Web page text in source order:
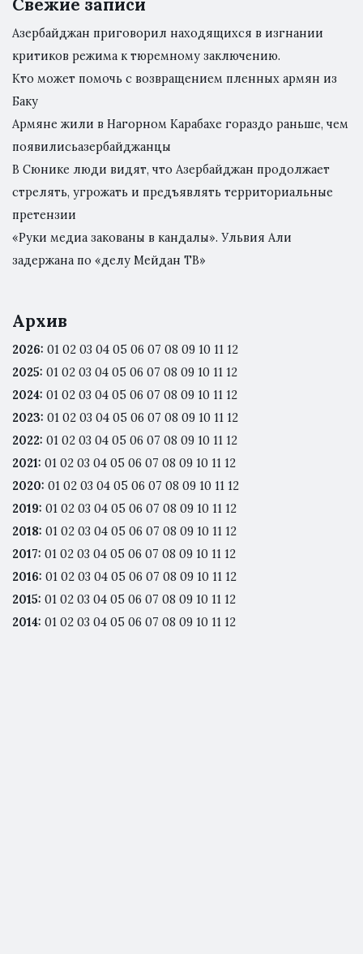
Свежие записи
Азербайджан приговорил находящихся в изгнании
критиков режима к тюремному заключению.
Кто может помочь с возвращением пленных армян из
Баку
Армяне жили в Нагорном Карабахе гораздо раньше, чем
появилисьазербайджанцы
В Сюнике люди видят, что Азербайджан продолжает
стрелять, угрожать и предъявлять территориальные
претензии
«Руки медиа закованы в кандалы». Ульвия Али
задержана по «делу Мейдан ТВ»
Архив
2026: 01 02 03 04 05 06 07 08 09 10 11 12
2025: 01 02 03 04 05 06 07 08 09 10 11 12
2024: 01 02 03 04 05 06 07 08 09 10 11 12
2023: 01 02 03 04 05 06 07 08 09 10 11 12
2022: 01 02 03 04 05 06 07 08 09 10 11 12
2021: 01 02 03 04 05 06 07 08 09 10 11 12
2020: 01 02 03 04 05 06 07 08 09 10 11 12
2019: 01 02 03 04 05 06 07 08 09 10 11 12
2018: 01 02 03 04 05 06 07 08 09 10 11 12
2017: 01 02 03 04 05 06 07 08 09 10 11 12
2016: 01 02 03 04 05 06 07 08 09 10 11 12
2015: 01 02 03 04 05 06 07 08 09 10 11 12
2014: 01 02 03 04 05 06 07 08 09 10 11 12